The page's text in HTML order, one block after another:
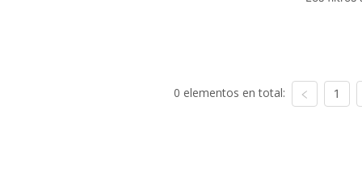
0 elementos en total: 1